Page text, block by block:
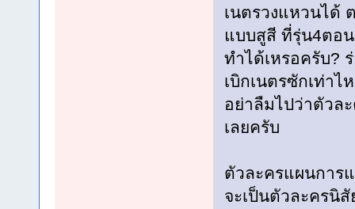
เนตรวงแหวนได้
แบบสูสี ที่รุ่น4ตอ
ทำได้เหรอครับ?
เบิกเนตรซักเท่าไ
อย่าลืมไปว่าตัวล
เลยครับ
ตัวละครแผนการ
จะเป็นตัวละครนิ